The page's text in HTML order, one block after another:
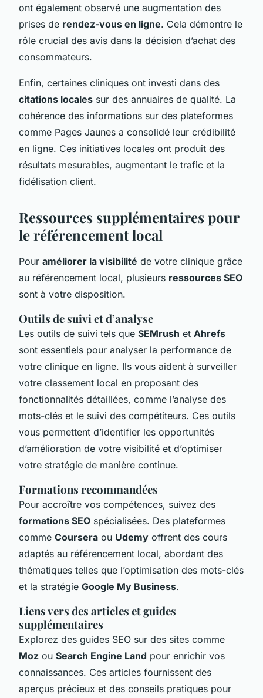
ont également observé une augmentation des
prises de rendez-vous en ligne. Cela démontre le
rôle crucial des avis dans la décision d’achat des
consommateurs.
Enfin, certaines cliniques ont investi dans des
citations locales sur des annuaires de qualité. La
cohérence des informations sur des plateformes
comme Pages Jaunes a consolidé leur crédibilité
en ligne. Ces initiatives locales ont produit des
résultats mesurables, augmentant le trafic et la
fidélisation client.
Ressources supplémentaires pour
le référencement local
Pour améliorer la visibilité de votre clinique grâce
au référencement local, plusieurs ressources SEO
sont à votre disposition.
Outils de suivi et d’analyse
Les outils de suivi tels que SEMrush et Ahrefs
sont essentiels pour analyser la performance de
votre clinique en ligne. Ils vous aident à surveiller
votre classement local en proposant des
fonctionnalités détaillées, comme l’analyse des
mots-clés et le suivi des compétiteurs. Ces outils
vous permettent d’identifier les opportunités
d’amélioration de votre visibilité et d’optimiser
votre stratégie de manière continue.
Formations recommandées
Pour accroître vos compétences, suivez des
formations SEO spécialisées. Des plateformes
comme Coursera ou Udemy offrent des cours
adaptés au référencement local, abordant des
thématiques telles que l’optimisation des mots-clés
et la stratégie Google My Business.
Liens vers des articles et guides
supplémentaires
Explorez des guides SEO sur des sites comme
Moz ou Search Engine Land pour enrichir vos
connaissances. Ces articles fournissent des
aperçus précieux et des conseils pratiques pour